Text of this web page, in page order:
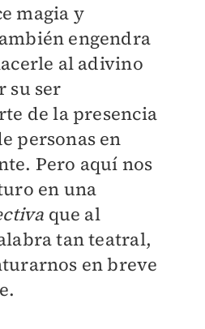
magia y
engendra
al adivino
su ser
de la presencia
personas en
Pero aquí nos
en una
que al
tan teatral,
en breve